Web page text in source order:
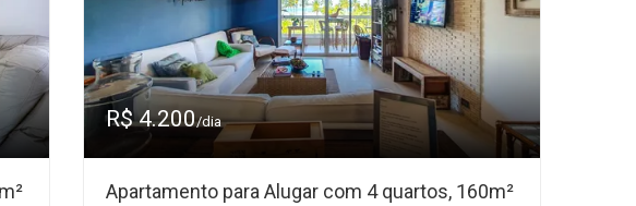
R$ 4.200/dia
Apartamento para Alugar com 4 quartos, 160m²